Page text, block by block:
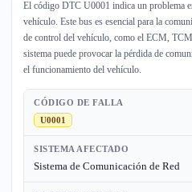
El código DTC U0001 indica un problema
vehículo. Este bus es esencial para la
de control del vehículo, como el ECM,
sistema puede provocar la pérdida de
el funcionamiento del vehículo.
CÓDIGO DE FALLA
U0001
SISTEMA AFECTADO
Sistema de Comunicación de Red